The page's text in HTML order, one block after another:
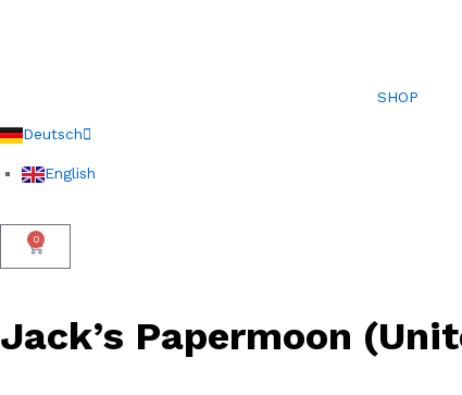
SHOP
Deutsch
English
0
Jack’s Papermoon